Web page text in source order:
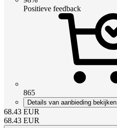
Positieve feedback
865
Details van aanbieding bekijken
68.43 EUR
68.43 EUR